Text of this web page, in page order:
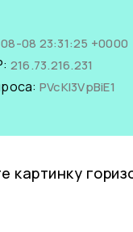
08 23:31:25 +0000
216.73.216.231
PVcKI3VpBiE1
картинку